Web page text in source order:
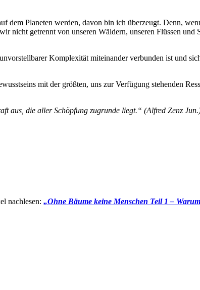
dem Planeten werden, davon bin ich überzeugt. Denn,
nicht getrennt von unseren Wäldern, unseren Flüssen und
Komplexität miteinander verbunden ist und
mit der größten, uns zur Verfügung stehenden
aus, die aller Schöpfung zugrunde liegt.“ (Alfred Zenz
nachlesen: „Ohne Bäume keine Menschen Teil 1 –